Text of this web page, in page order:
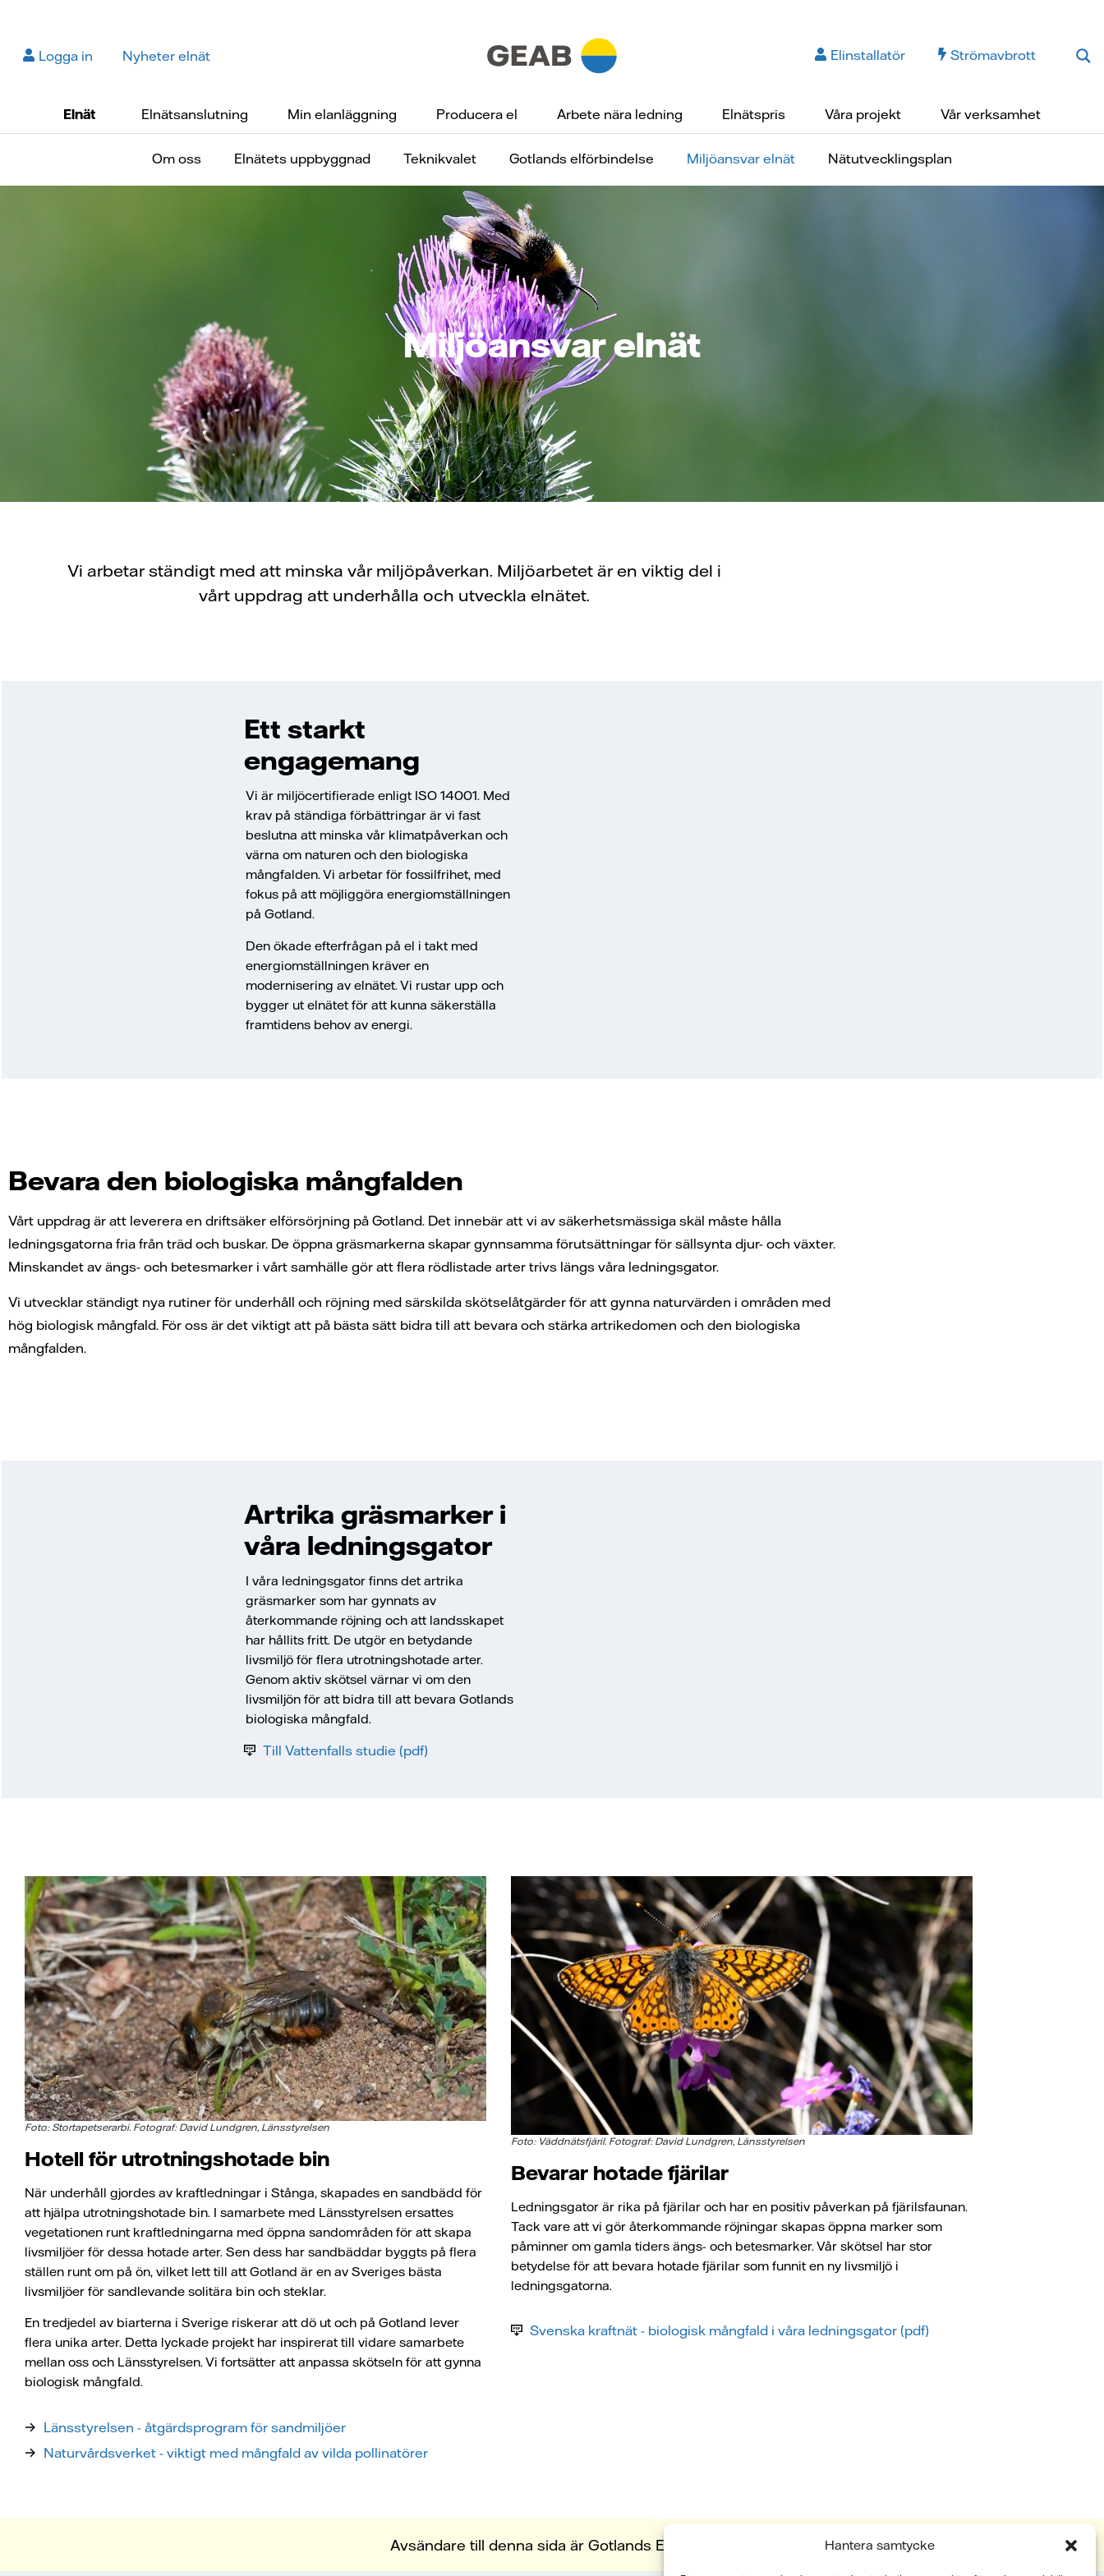
Hantera samtycke
Logga in Nyheter elnät Elinstallatör Strömavbrott
Elnät Elnätsanslutning Min elanläggning Producera el Arbete nära ledning Elnätspris Våra projekt Vår verksamhet
Om oss Elnätets uppbyggnad Teknikvalet Gotlands elförbindelse Miljöansvar elnät Nätutvecklingsplan
Miljöansvar elnät
Vi arbetar ständigt med att minska vår miljöpåverkan. Miljöarbetet är en viktig del i
vårt uppdrag att underhålla och utveckla elnätet.
Ett starkt
engagemang
Vi är miljöcertifierade enligt ISO 14001. Med
krav på ständiga förbättringar är vi fast
beslutna att minska vår klimatpåverkan och
värna om naturen och den biologiska
mångfalden. Vi arbetar för fossilfrihet, med
fokus på att möjliggöra energiomställningen
på Gotland.
Den ökade efterfrågan på el i takt med
energiomställningen kräver en
modernisering av elnätet. Vi rustar upp och
bygger ut elnätet för att kunna säkerställa
framtidens behov av energi.
Bevara den biologiska mångfalden
Vårt uppdrag är att leverera en driftsäker elförsörjning på Gotland. Det innebär att vi av säkerhetsmässiga skäl måste hålla
ledningsgatorna fria från träd och buskar. De öppna gräsmarkerna skapar gynnsamma förutsättningar för sällsynta djur- och växter.
Minskandet av ängs- och betesmarker i vårt samhälle gör att flera rödlistade arter trivs längs våra ledningsgator.
Vi utvecklar ständigt nya rutiner för underhåll och röjning med särskilda skötselåtgärder för att gynna naturvärden i områden med
hög biologisk mångfald. För oss är det viktigt att på bästa sätt bidra till att bevara och stärka artrikedomen och den biologiska
mångfalden.
Artrika gräsmarker i
våra ledningsgator
I våra ledningsgator finns det artrika
gräsmarker som har gynnats av
återkommande röjning och att landsskapet
har hållits fritt. De utgör en betydande
livsmiljö för flera utrotningshotade arter.
Genom aktiv skötsel värnar vi om den
livsmiljön för att bidra till att bevara Gotlands
biologiska mångfald.
Till Vattenfalls studie (pdf)
Foto: Stortapetserarbi. Fotograf: David Lundgren, Länsstyrelsen
Hotell för utrotningshotade bin
När underhåll gjordes av kraftledningar i Stånga, skapades en sandbädd för
att hjälpa utrotningshotade bin. I samarbete med Länsstyrelsen ersattes
vegetationen runt kraftledningarna med öppna sandområden för att skapa
livsmiljöer för dessa hotade arter. Sen dess har sandbäddar byggts på flera
ställen runt om på ön, vilket lett till att Gotland är en av Sveriges bästa
livsmiljöer för sandlevande solitära bin och steklar.
En tredjedel av biarterna i Sverige riskerar att dö ut och på Gotland lever
flera unika arter. Detta lyckade projekt har inspirerat till vidare samarbete
mellan oss och Länsstyrelsen. Vi fortsätter att anpassa skötseln för att gynna
biologisk mångfald.
Länsstyrelsen - åtgärdsprogram för sandmiljöer
Naturvårdsverket - viktigt med mångfald av vilda pollinatörer
Foto: Väddnätsfjäril. Fotograf: David Lundgren, Länsstyrelsen
Bevarar hotade fjärilar
Ledningsgator är rika på fjärilar och har en positiv påverkan på fjärilsfaunan.
Tack vare att vi gör återkommande röjningar skapas öppna marker som
påminner om gamla tiders ängs- och betesmarker. Vår skötsel har stor
betydelse för att bevara hotade fjärilar som funnit en ny livsmiljö i
ledningsgatorna.
Svenska kraftnät - biologisk mångfald i våra ledningsgator (pdf)
Avsändare till denna sida är Gotlands Elnät AB